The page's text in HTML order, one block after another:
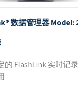
数据管理器Model:
的 FlashLink 实时记